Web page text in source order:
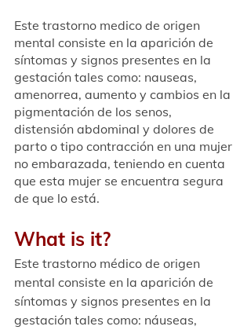
Este trastorno medico de origen
mental consiste en la aparición de
síntomas y signos presentes en la
gestación tales como: nauseas,
amenorrea, aumento y cambios en la
pigmentación de los senos,
distensión abdominal y dolores de
parto o tipo contracción en una mujer
no embarazada, teniendo en cuenta
que esta mujer se encuentra segura
de que lo está.
What is it?
Este trastorno médico de origen
mental consiste en la aparición de
síntomas y signos presentes en la
gestación tales como: náuseas,